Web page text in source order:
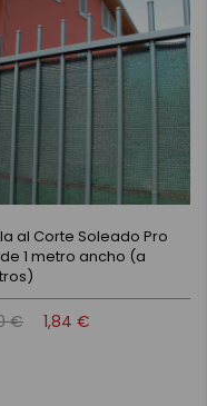
al Corte Soleado Pro
1 metro ancho (a
€ 1,84 €